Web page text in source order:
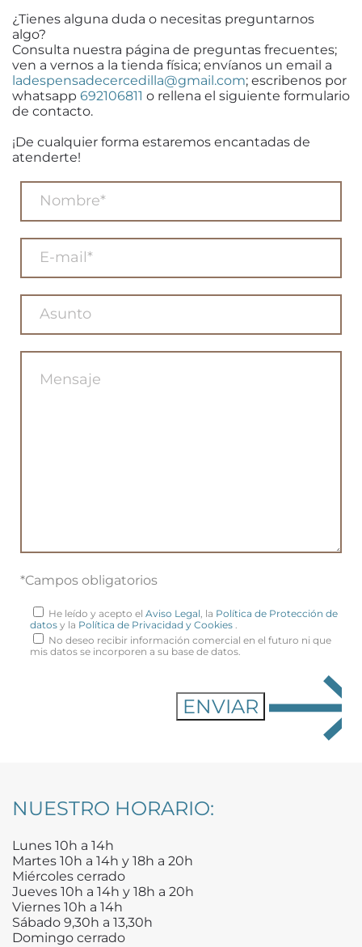
¿Tienes alguna duda o necesitas preguntarnos
algo?
Consulta nuestra página de preguntas frecuentes;
ven a vernos a la tienda física; envíanos un email a
ladespensadecercedilla@gmail.com; escribenos por
whatsapp 692106811 o rellena el siguiente formulario
de contacto.
¡De cualquier forma estaremos encantadas de
atenderte!
*Campos obligatorios
He leído y acepto el Aviso Legal, la Política de Protección de
datos y la Política de Privacidad y Cookies .
No deseo recibir información comercial en el futuro ni que
mis datos se incorporen a su base de datos.
NUESTRO HORARIO:
Lunes 10h a 14h
Martes 10h a 14h y 18h a 20h
Miércoles cerrado
Jueves 10h a 14h y 18h a 20h
Viernes 10h a 14h
Sábado 9,30h a 13,30h
Domingo cerrado